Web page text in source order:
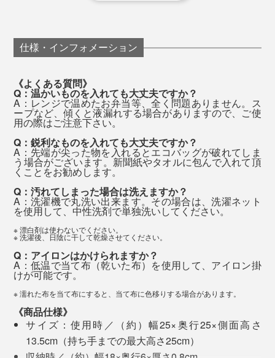
自立した『ORIBA』に、両手で、荷物をポンポン詰めら
れてラクチンです。
台形になったバッグの両端を折ってから、二つ折りすれ
ば、コンパクトにたためます。
ん導入されていった時期です。それでも、
「レジ前で、エコバッグを開いたり、買ったものを詰め
るのに、時間がかかって焦る」
「そのせいか、コンビニでは、エコバッグがあまり使わ
れていない」
「とくに男性は、エコバッグ使用者が少ない」
と、課題はたくさんある状況。
そこで、「コンビニで使いやすいエコバッグ」を目指し
ました。
なにを買っても、片道2時間の通勤ルートを、安定した
開くのも、たたむのも、慣れればカンタン。
開く時は、四角いタグを。たたむ時は、三角のタグを。
それぞれ、必ずつまむようにすれば、スピーディに開閉
できます。
『ORIBA』の安定感、開閉のスマートさは、市販のエコ
バッグやレジ袋よりも、ずっとラクだと実感していま
す。
エコバッグがめんどうと思っている人ほど、ぜひ使って
みてください。
仕様・インフォメーション
《よくある質問》
Q：温かいものを入れても大丈夫ですか？
A：レンジで温めたお弁当等、全く問題ありません。ス
ープなど、傾くと液漏れする場合がありますので、ご使
用の際はご注意下さい。
Q：鋭利なものを入れても大丈夫ですか？
A：先端が尖った物を入れるとエコバッグが破れてしま
う場合がございます。新聞紙やタオルに包んで入れて頂
くことをお勧めします。
Q：汚れてしまった場合は洗えますか？
A：洗濯機で丸洗い出来ます。その場合は、洗濯ネット
を使用して、中性洗剤で単独洗いしてください。
※ 漂白剤は使わないでください。
※ 洗濯後、日陰に干して乾燥させてください。
Q：アイロンはかけられますか？
A：低温で当て布（乾いた布）を使用して、アイロン掛
けが可能です。
※ 濡れた布を当て布にすると、当て布に色移りする場合があります。
《商品仕様》
サイズ：使用時／（約）幅25×奥行25×側面高さ
13.5cm（持ち手までの最大高さ25cm）